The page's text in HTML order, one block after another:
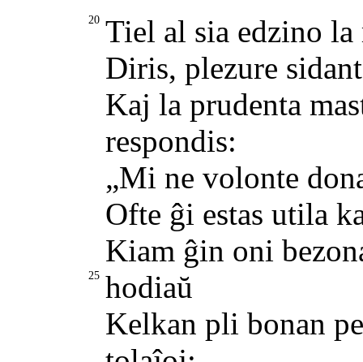
Tiel al sia edzino
20
Diris, plezure
Kaj la prudenta
respondis:
„Mi ne volonte
Ofte ĝi estas utila
Kiam ĝin oni
hodiaŭ
25
Kelkan pli bonan